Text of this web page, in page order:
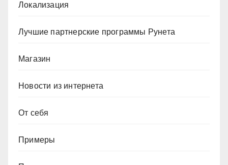
Локализация
Лучшие партнерские программы Рунета
Магазин
Новости из интернета
От себя
Примеры